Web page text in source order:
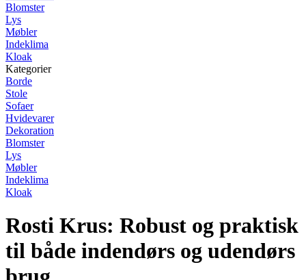
Blomster
Lys
Møbler
Indeklima
Kloak
Kategorier
Borde
Stole
Sofaer
Hvidevarer
Dekoration
Blomster
Lys
Møbler
Indeklima
Kloak
Rosti Krus: Robust og praktisk
til både indendørs og udendørs